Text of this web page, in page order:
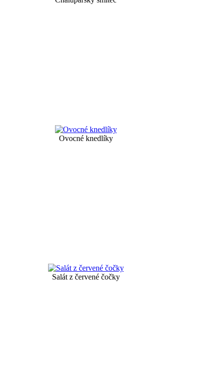
Ovocné knedlíky
Salát z červené čočky